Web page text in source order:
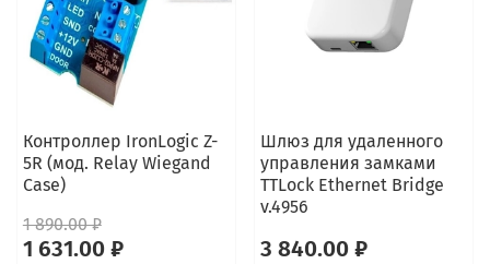
Контроллер IronLogic Z-
5R (мод. Relay Wiegand
Case)
1 890.00 ₽
1 631.00 ₽
Шлюз для удаленного
управления замками
TTLock Ethernet Bridge
v.4956
3 840.00 ₽